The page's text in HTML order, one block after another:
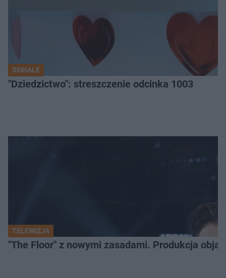
SERIALE
"Dziedzictwo": streszczenie odcinka 1003
TELEWIZJA
"The Floor" z nowymi zasadami. Produkcja